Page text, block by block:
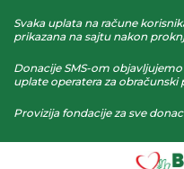
Svaka uplata na račune
prikazana na sajtu nakon
Donacije SMS-om
uplate operatera za obračunski
Provizija fondacije za sve